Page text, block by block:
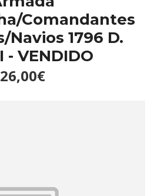
Comandantes
Navios 1796 D.
- VENDIDO
26,00€